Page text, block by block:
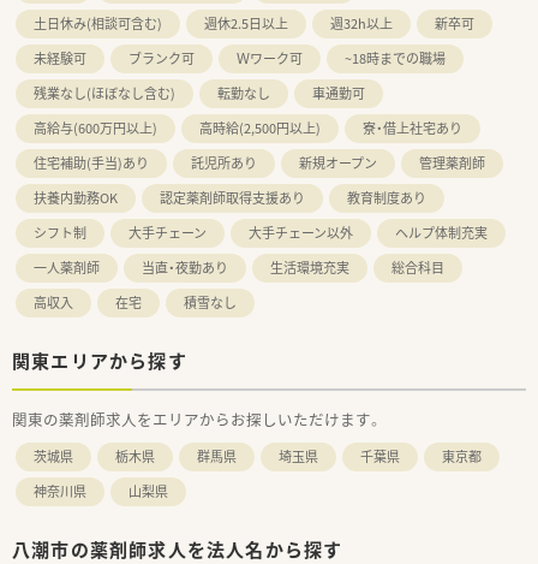
土日休み(相談可含む)
週休2.5日以上 週32h以上
新卒可
未経験可
ブランク可 Ｗワーク可
~18時までの職場
残業なし(ほぼなし含む)
転勤なし
車通勤可
高給与(600万円以上)
高時給(2,500円以上)
寮・借上社宅あり
住宅補助(手当)あり
託児所あり 新規オープン
管理薬剤師
扶養内勤務OK
認定薬剤師取得支援あり
教育制度あり
シフト制
大手チェーン 大手チェーン以外
ヘルプ体制充実
一人薬剤師
当直・夜勤あり 生活環境充実
総合科目
高収入
在宅 積雪なし
関東エリアから探す
関東の薬剤師求人をエリアからお探しいただけます。
茨城県 栃木県 群馬県 埼玉県 千葉県
東京都
神奈川県
山梨県
八潮市の薬剤師求人を法人名から探す